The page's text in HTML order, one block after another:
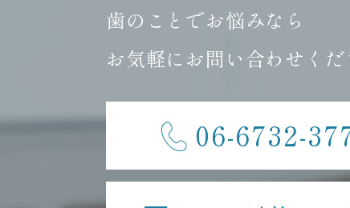
歯のことでお悩みなら
お気軽にお問い合わせくだ
06-6732-